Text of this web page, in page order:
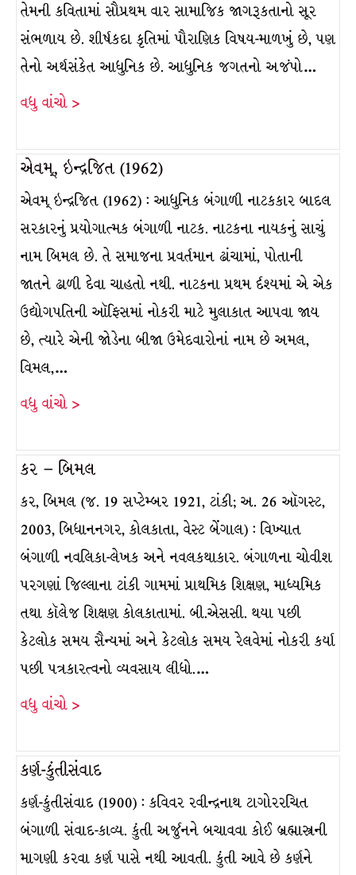
તેમની કવિતામાં સૌપ્રથમ વાર સામાજિક જાગરૂકતાનો સૂર
સંભળાય છે. શીર્ષકદા કૃતિમાં પૌરાણિક વિષય-માળખું છે, પણ
તેનો અર્થસંકેત આધુનિક છે. આધુનિક જગતનો અજંપો…
વધુ વાંચો >
એવમ્, ઇન્દ્રજિત (1962)
એવમ્ ઇન્દ્રજિત (1962) : આધુનિક બંગાળી નાટકકાર બાદલ
સરકારનું પ્રયોગાત્મક બંગાળી નાટક. નાટકના નાયકનું સાચું
નામ બિમલ છે. તે સમાજના પ્રવર્તમાન ઢાંચામાં, પોતાની
જાતને ઢાળી દેવા ચાહતો નથી. નાટકના પ્રથમ ર્દશ્યમાં એ એક
ઉદ્યોગપતિની ઑફિસમાં નોકરી માટે મુલાકાત આપવા જાય
છે, ત્યારે એની જોડેના બીજા ઉમેદવારોનાં નામ છે અમલ,
વિમલ,…
વધુ વાંચો >
કર – બિમલ
કર, બિમલ (જ. 19 સપ્ટેમ્બર 1921, ટાંકી; અ. 26 ઑગસ્ટ,
2003, બિધાનનગર, કોલકાતા, વેસ્ટ બેંગાલ) : વિખ્યાત
બંગાળી નવલિકા-લેખક અને નવલકથાકાર. બંગાળના ચોવીશ
પરગણાં જિલ્લાના ટાંકી ગામમાં પ્રાથમિક શિક્ષણ, માધ્યમિક
તથા કૉલેજ શિક્ષણ કોલકાતામાં. બી.એસસી. થયા પછી
કેટલોક સમય સૈન્યમાં અને કેટલોક સમય રેલવેમાં નોકરી કર્યા
પછી પત્રકારત્વનો વ્યવસાય લીધો.…
વધુ વાંચો >
કર્ણ-કુંતીસંવાદ
કર્ણ-કુંતીસંવાદ (1900) : કવિવર રવીન્દ્રનાથ ટાગોરરચિત
બંગાળી સંવાદ-કાવ્ય. કુંતી અર્જુનને બચાવવા કોઈ બ્રહ્માસ્ત્રની
માગણી કરવા કર્ણ પાસે નથી આવતી. કુંતી આવે છે કર્ણને